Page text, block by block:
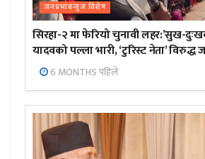
जनप्रभाबन्युज विशेष
सिरहा-२ मा फेरियो चुनावी लहर:’सुख-
यादवको पल्ला भारी, ‘टुरिस्ट नेता’
6 MONTHS पहिले